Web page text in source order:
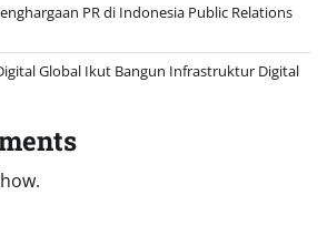
PR di Indonesia Public Relations
Global Ikut Bangun Infrastruktur Digital